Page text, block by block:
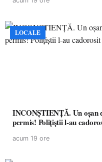
LOCALE
INCONȘTIENȚĂ. Un oșan
permis! Polițiștii l-au
acum 19 ore